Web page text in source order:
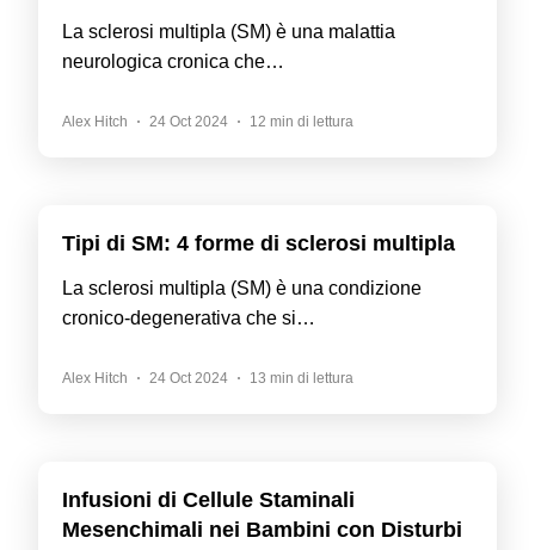
La sclerosi multipla (SM) è una malattia
neurologica cronica che…
Alex Hitch 24 Oct 2024 12 min di lettura
Tipi di SM: 4 forme di sclerosi multipla
La sclerosi multipla (SM) è una condizione
cronico-degenerativa che si…
Alex Hitch 24 Oct 2024 13 min di lettura
Infusioni di Cellule Staminali
Mesenchimali nei Bambini con Disturbi